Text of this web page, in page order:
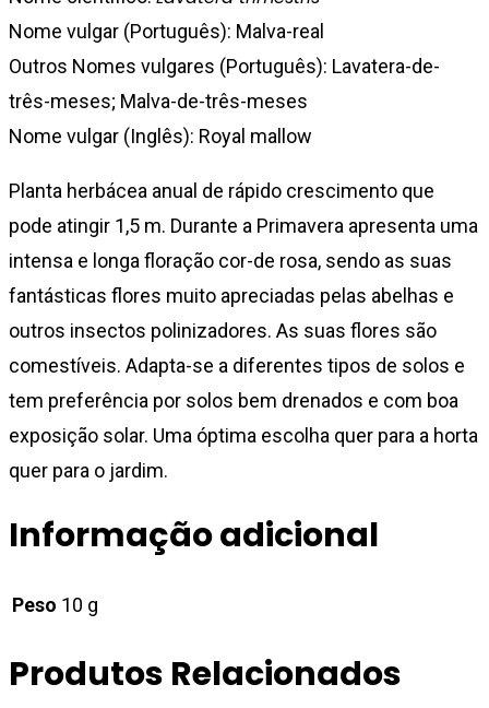
Nome vulgar (Português): Malva-real
Outros Nomes vulgares (Português): Lavatera-de-
três-meses; Malva-de-três-meses
Nome vulgar (Inglês): Royal mallow
Planta herbácea anual de rápido crescimento que
pode atingir 1,5 m. Durante a Primavera apresenta uma
intensa e longa floração cor-de rosa, sendo as suas
fantásticas flores muito apreciadas pelas abelhas e
outros insectos polinizadores. As suas flores são
comestíveis. Adapta-se a diferentes tipos de solos e
tem preferência por solos bem drenados e com boa
exposição solar. Uma óptima escolha quer para a horta
quer para o jardim.
Informação adicional
Peso 10 g
Produtos Relacionados